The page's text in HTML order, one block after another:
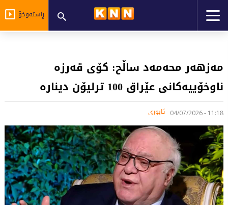
ڕاستەوخۆ
مەزهەر محەمەد ساڵح: کۆی قەرزە
ناوخۆییەکانی عێراق 100 ترلیۆن دینارە
11:18 - 04/07/2026 ئابوری